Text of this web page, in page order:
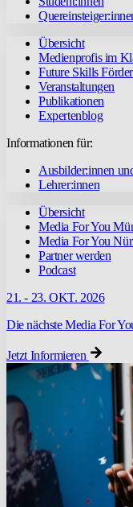
Übersicht
Medienprofis im
Future Skills
Veranstaltungen
Publikationen
Expertenblog
Informationen für:
Ausbilder:innen
Lehrer:innen
Übersicht
Media For You
Media For You
Partner werden
Podcast
21. - 23. OKT. 2026
Die nächste Media For
Jetzt Informieren